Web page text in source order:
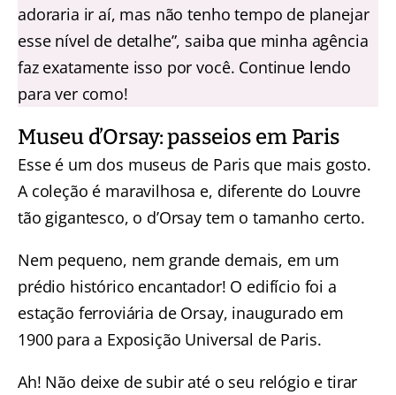
adoraria ir aí, mas não tenho tempo de planejar
esse nível de detalhe”, saiba que minha agência
faz exatamente isso por você. Continue lendo
para ver como!
Museu d’Orsay: passeios em Paris
Esse é um dos museus de Paris que mais gosto.
A coleção é maravilhosa e, diferente do Louvre
tão gigantesco, o d’Orsay tem o tamanho certo.
Nem pequeno, nem grande demais, em um
prédio histórico encantador! O edifício foi a
estação ferroviária de Orsay, inaugurado em
1900 para a Exposição Universal de Paris.
Ah! Não deixe de subir até o seu relógio e tirar